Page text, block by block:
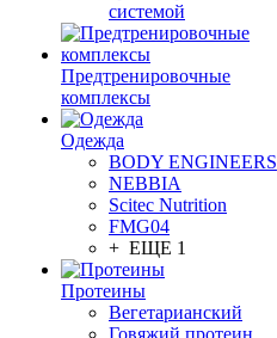
системой
Предтренировочные
комплексы
Одежда
BODY ENGINEERS
NEBBIA
Scitec Nutrition
FMG04
+ ЕЩЕ 1
Протеины
Вегетарианский
Говяжий протеин